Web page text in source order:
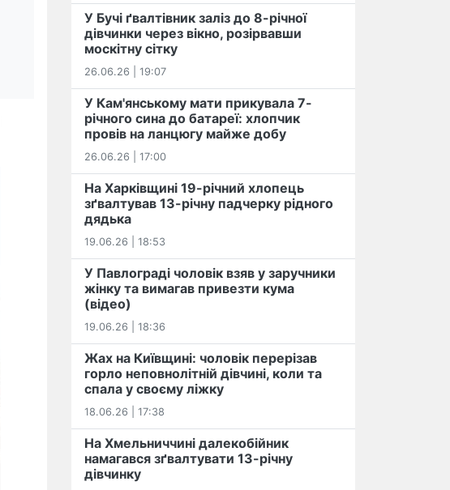
У Бучі ґвалтівник заліз до 8-річної
дівчинки через вікно, розірвавши
москітну сітку
26.06.26 | 19:07
У Кам'янському мати прикувала 7-
річного сина до батареї: хлопчик
провів на ланцюгу майже добу
26.06.26 | 17:00
На Харківщині 19-річний хлопець​
️зґвалтував 13-річну падчерку рідного
дядька
19.06.26 | 18:53
У Павлограді чоловік взяв у заручники
жінку та вимагав привезти кума
(відео)
19.06.26 | 18:36
Жах на Київщині: чоловік перерізав
горло неповнолітній дівчині, коли та
спала у своєму ліжку
18.06.26 | 17:38
На Хмельниччині далекобійник
намагався зґвалтувати 13-річну
дівчинку